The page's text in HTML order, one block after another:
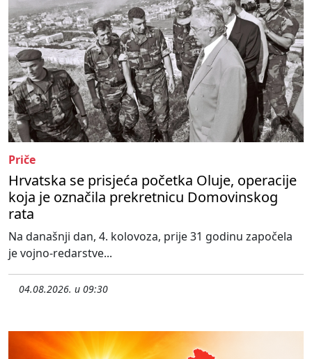
Priče
Hrvatska se prisjeća početka Oluje, operacije
koja je označila prekretnicu Domovinskog
rata
Na današnji dan, 4. kolovoza, prije 31 godinu započela
je vojno-redarstve...
04.08.2026. u 09:30